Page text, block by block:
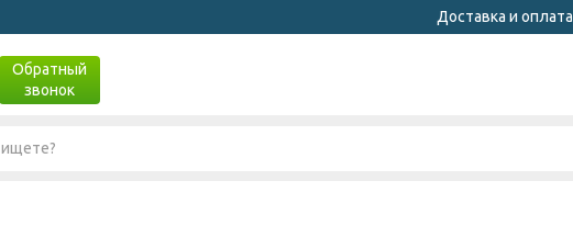
Доставка и оплата
Обратный
звонок